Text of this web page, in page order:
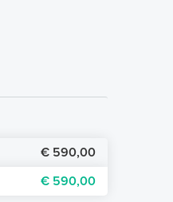
€ 590,00
€ 590,00